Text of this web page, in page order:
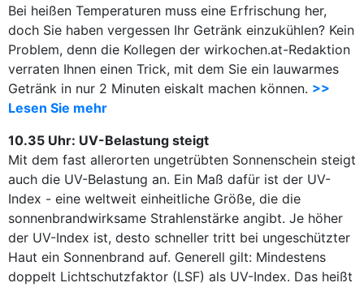
Bei heißen Temperaturen muss eine Erfrischung her,
doch Sie haben vergessen Ihr Getränk einzukühlen? Kein
Problem, denn die Kollegen der wirkochen.at-Redaktion
verraten Ihnen einen Trick, mit dem Sie ein lauwarmes
Getränk in nur 2 Minuten eiskalt machen können. >>
Lesen Sie mehr
10.35 Uhr: UV-Belastung steigt
Mit dem fast allerorten ungetrübten Sonnenschein steigt
auch die UV-Belastung an. Ein Maß dafür ist der UV-
Index - eine weltweit einheitliche Größe, die die
sonnenbrandwirksame Strahlenstärke angibt. Je höher
der UV-Index ist, desto schneller tritt bei ungeschützter
Haut ein Sonnenbrand auf. Generell gilt: Mindestens
doppelt Lichtschutzfaktor (LSF) als UV-Index. Das heißt